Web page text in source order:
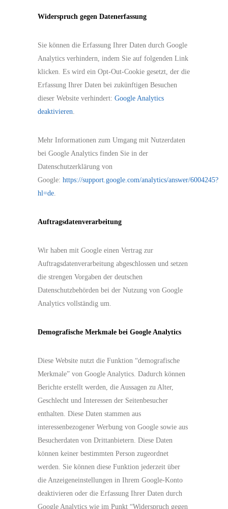
Widerspruch gegen Datenerfassung
Sie können die Erfassung Ihrer Daten durch Google
Analytics verhindern, indem Sie auf folgenden Link
klicken. Es wird ein Opt-Out-Cookie gesetzt, der die
Erfassung Ihrer Daten bei zukünftigen Besuchen
dieser Website verhindert: Google Analytics
deaktivieren
Mehr Informationen zum Umgang mit Nutzerdaten
bei Google Analytics finden Sie in der
Datenschutzerklärung von
Google: https://support.google.com/analytics/answer/6004245?
hl=de
Auftragsdatenverarbeitung
Wir haben mit Google einen Vertrag zur
Auftragsdatenverarbeitung abgeschlossen und setzen
die strengen Vorgaben der deutschen
Datenschutzbehörden bei der Nutzung von Google
Analytics vollständig um.
Demografische Merkmale bei Google Analytics
Diese Website nutzt die Funktion “demografische
Merkmale” von Google Analytics. Dadurch können
Berichte erstellt werden, die Aussagen zu Alter,
Geschlecht und Interessen der Seitenbesucher
enthalten. Diese Daten stammen aus
interessenbezogener Werbung von Google sowie aus
Besucherdaten von Drittanbietern. Diese Daten
können keiner bestimmten Person zugeordnet
werden. Sie können diese Funktion jederzeit über
die Anzeigeneinstellungen in Ihrem Google-Konto
deaktivieren oder die Erfassung Ihrer Daten durch
Google Analytics wie im Punkt “Widerspruch gegen